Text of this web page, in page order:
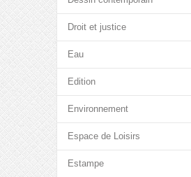
Droit et justice
Eau
Edition
Environnement
Espace de Loisirs
Estampe